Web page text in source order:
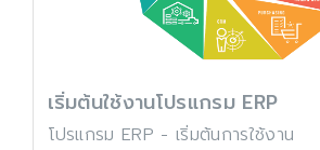
เริ่มต้นใช้งานโปรแกรม ERP
โปรแกรม ERP - เริ่มต้นการใช้งาน